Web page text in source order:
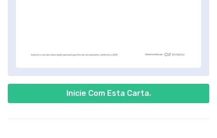
Inicie Com Esta Carta.